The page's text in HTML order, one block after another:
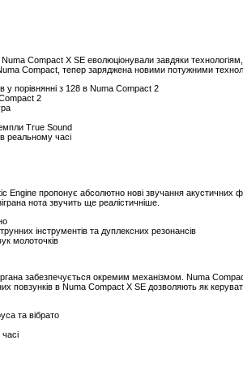
Compact X SE еволюціонували завдяки
Compact, тепер заряджена новими потужними
у порівнянні з 128 в Numa Compact 2
2
True Sound
реальному часі
Engine пропонує абсолютно нові звучання акустичних
нота звучить ще реалістичніше.
інструментів та дуплексних резонансів
молоточків
забезпечується окремим механізмом. Numa
повзунків в Numa Compact X SE дозволяють як
та вібрато